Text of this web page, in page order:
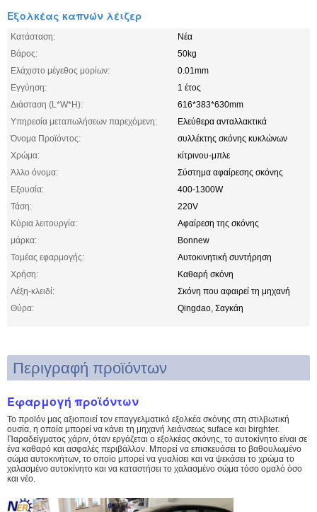
Εξολκέας καπνών λέιζερ
Κατάσταση:
Νέα
Βάρος:
50kg
Ελάχιστο μέγεθος μορίων:
0.01mm
Εγγύηση:
1 έτος
Διάσταση (L*W*H):
616*383*630mm
Υπηρεσία μεταπωλήσεων παρεχόμενη:
Ελεύθερα ανταλλακτικά
Όνομα Προϊόντος:
συλλέκτης σκόνης κυκλώνων
Χρώμα:
κίτρινου-μπλε
Άλλο όνομα:
Σύστημα αφαίρεσης σκόνης
Εξουσία:
400-1300W
Τάση:
220V
Κύρια λειτουργία:
Αφαίρεση της σκόνης
μάρκα:
Bonnew
Τομέας εφαρμογής:
Αυτοκινητική συντήρηση
Χρήση:
Καθαρή σκόνη
Λέξη-κλειδί:
Σκόνη που αφαιρεί τη μηχανή
Θύρα:
Qingdao, Σαγκάη
Περιγραφή προϊόντων
Εφαρμογή προϊόντων
Το προϊόν μας αξιοποιεί τον επαγγελματικό εξολκέα σκόνης στη στιλβωτική
ουσία, η οποία μπορεί να κάνει τη μηχανή λειάνσεως suface και birghter.
Παραδείγματος χάριν, όταν εργάζεται ο εξολκέας σκόνης, το αυτοκίνητο είναι σε
ένα καθαρό και ασφαλές περιβάλλον. Μπορεί να επισκευάσει το βαθουλωμένο
σώμα αυτοκινήτων, το οποίο μπορεί να γυαλίσει και να ψεκάσει το χρώμα το
χαλασμένο αυτοκίνητο και να καταστήσει το χαλασμένο σώμα τόσο ομαλό όσο
και νέο.